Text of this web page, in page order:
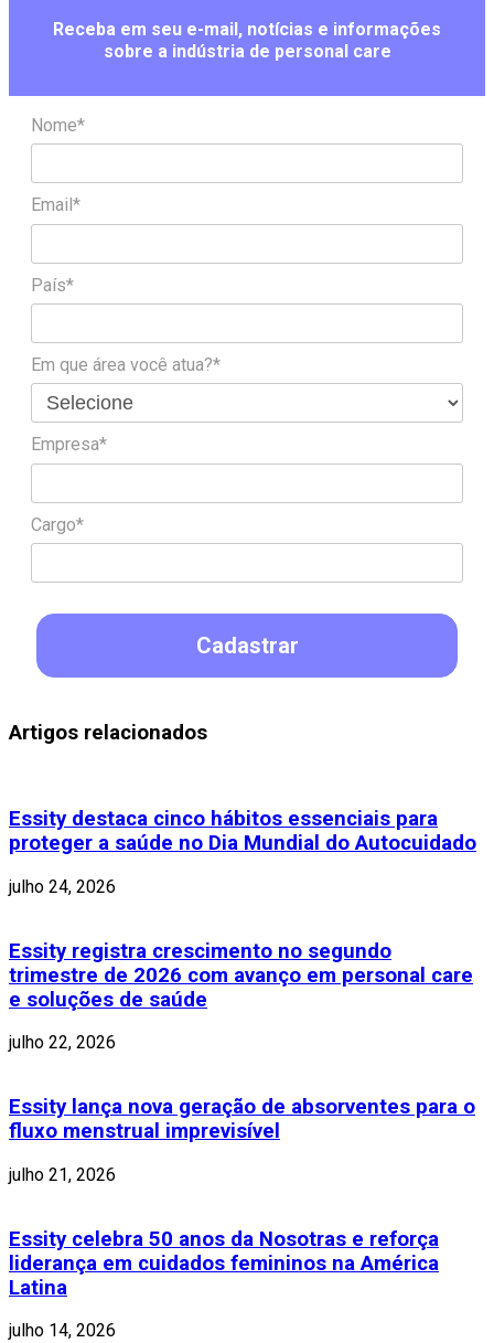
Receba em seu e-mail, notícias e informações
sobre a indústria de personal care
Nome*
Email*
País*
Em que área você atua?*
Empresa*
Cargo*
Cadastrar
Artigos relacionados
Essity destaca cinco hábitos essenciais para
proteger a saúde no Dia Mundial do Autocuidado
julho 24, 2026
Essity registra crescimento no segundo
trimestre de 2026 com avanço em personal care
e soluções de saúde
julho 22, 2026
Essity lança nova geração de absorventes para o
fluxo menstrual imprevisível
julho 21, 2026
Essity celebra 50 anos da Nosotras e reforça
liderança em cuidados femininos na América
Latina
julho 14, 2026